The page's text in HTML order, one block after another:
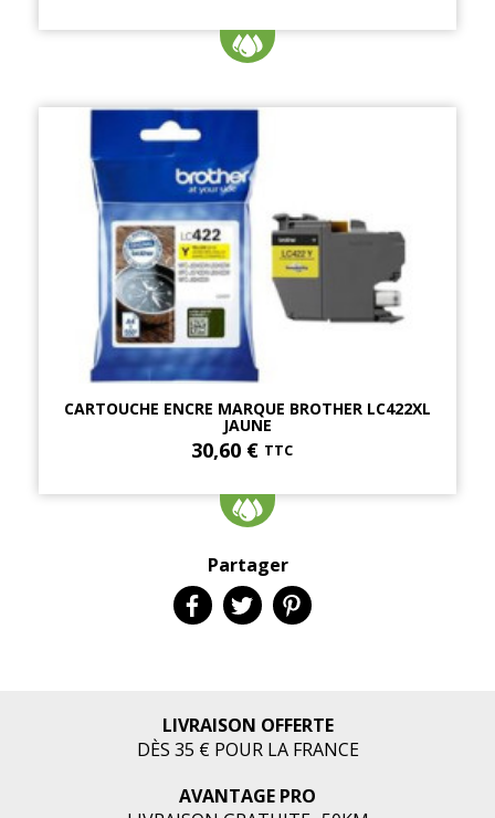
CARTOUCHE ENCRE MARQUE BROTHER LC422XL
JAUNE
30,60 € TTC
Partager
LIVRAISON OFFERTE
DÈS 35 € POUR LA FRANCE
AVANTAGE PRO